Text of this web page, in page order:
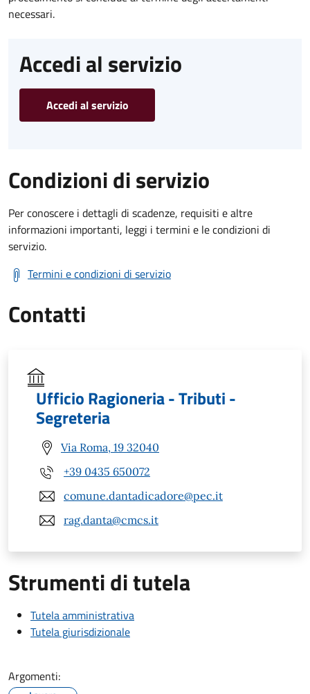
necessari.
Accedi al servizio
Accedi al servizio
Condizioni di servizio
Per conoscere i dettagli di scadenze, requisiti e altre
informazioni importanti, leggi i termini e le condizioni di
servizio.
Termini e condizioni di servizio
Contatti
Ufficio Ragioneria - Tributi -
Segreteria
Via Roma, 19 32040
+39 0435 650072
comune.dantadicadore@pec.it
rag.danta@cmcs.it
Strumenti di tutela
Tutela amministrativa
Tutela giurisdizionale
Argomenti: